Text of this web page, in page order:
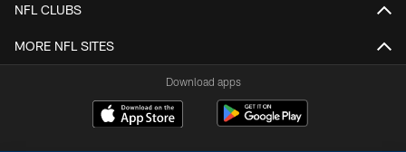
NFL CLUBS
MORE NFL SITES
Download apps